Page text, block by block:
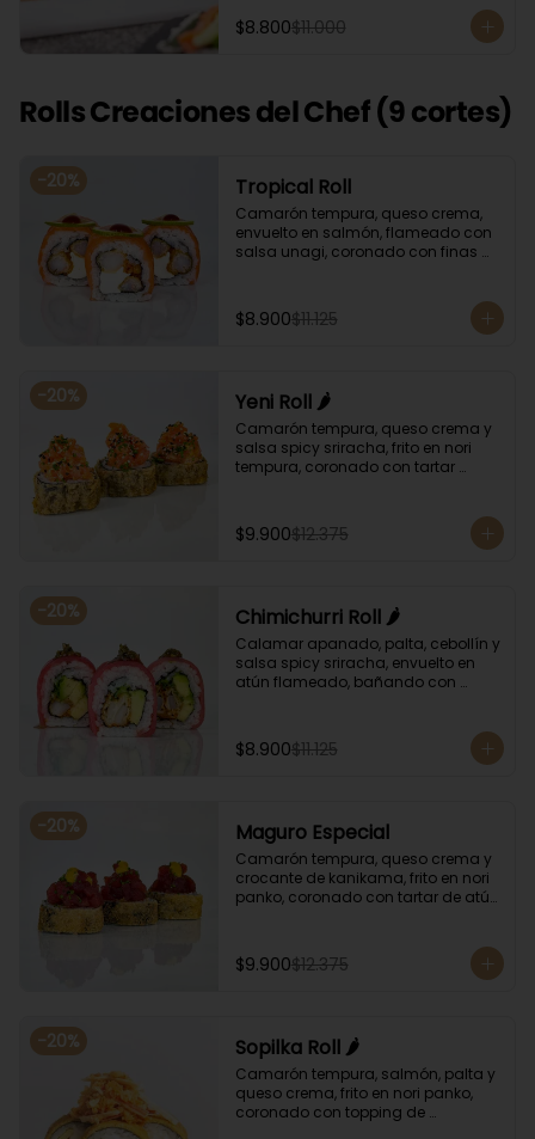
$8.800$11.000
Rolls Creaciones del Chef (9 cortes)
-20% Tropical Roll
Camarón tempura, queso crema,
envuelto en salmón, flameado con
salsa unagi, coronado con finas
$8.900$11.125
-20% Yeni Roll 🌶️
Camarón tempura, queso crema y
salsa spicy sriracha, frito en nori
tempura, coronado con tartar
$9.900$12.375
-20% Chimichurri Roll 🌶️
Calamar apanado, palta, cebollín y
salsa spicy sriracha, envuelto en
atún flameado, bañando con
$8.900$11.125
-20% Maguro Especial
Camarón tempura, queso crema y
crocante de kanikama, frito en nori
panko, coronado con tartar de atún
$9.900$12.375
-20% Sopilka Roll 🌶️
Camarón tempura, salmón, palta y
queso crema, frito en nori panko,
coronado con topping de